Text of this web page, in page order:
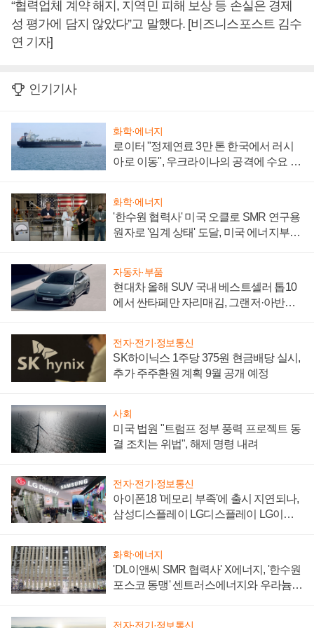
“협력업체 계약 해지, 지역민 피해 보상 등 손실은 경제
성 평가에 담지 않았다”고 말했다. [비즈니스포스트 김수
연 기자]
인기기사
화학·에너지
로이터 "정제연료 3만 톤 한국에서 러시
아로 이동", 우크라이나의 공격에 수요 늘
화학·에너지
'한수원 협력사' 미국 오클로 SMR 연구용
원자로 '임계 상태' 도달, 미국 에너지부
자동차·부품
현대차 올해 SUV 국내 베스트셀러 톱10
에서 싼타페만 자리매김, 그랜저·아반떼
전자·전기·정보통신
SK하이닉스 1주당 375원 현금배당 실시,
추가 주주환원 계획 9월 공개 예정
사회
미국 법원 "트럼프 정부 풍력 프로젝트 동
결 조치는 위법", 해제 명령 내려
전자·전기·정보통신
아이폰18 '메모리 부족'에 출시 지연되나,
삼성디스플레이 LG디스플레이 LG이노
화학·에너지
'DL이앤씨 SMR 협력사' X에너지, '한수원
포스코 동맹' 센트러스에너지와 우라늄
전자·전기·정보통신